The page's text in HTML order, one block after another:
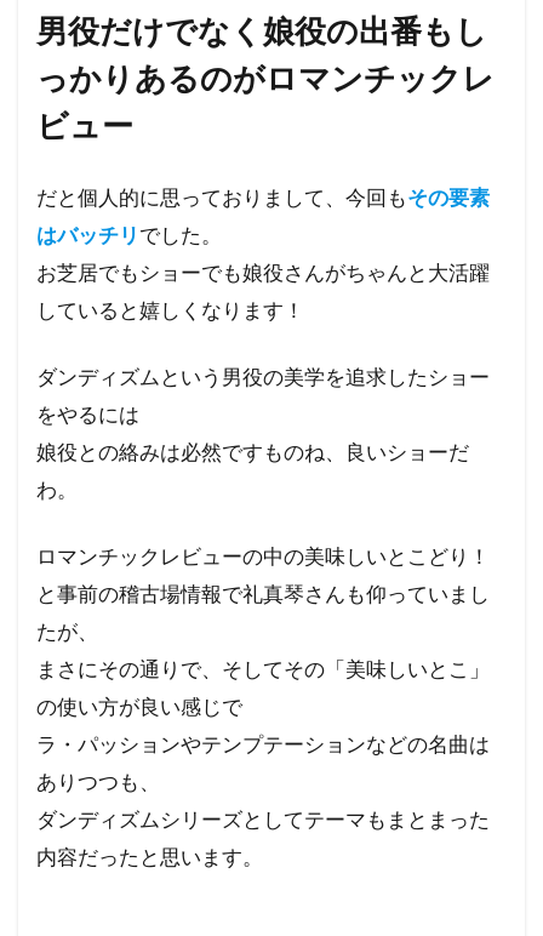
男役だけでなく娘役の出番もし
っかりあるのがロマンチックレ
ビュー
だと個人的に思っておりまして、今回もその要素
はバッチリでした。
お芝居でもショーでも娘役さんがちゃんと大活躍
していると嬉しくなります！
ダンディズムという男役の美学を追求したショー
をやるには
娘役との絡みは必然ですものね、良いショーだ
わ。
ロマンチックレビューの中の美味しいとこどり！
と事前の稽古場情報で礼真琴さんも仰っていまし
たが、
まさにその通りで、そしてその「美味しいとこ」
の使い方が良い感じで
ラ・パッションやテンプテーションなどの名曲は
ありつつも、
ダンディズムシリーズとしてテーマもまとまった
内容だったと思います。